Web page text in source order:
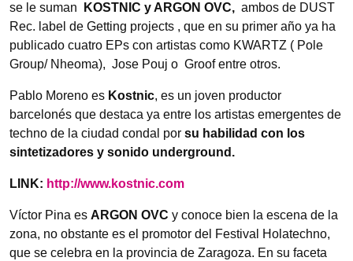
se le suman
KOSTNIC y ARGON OVC, ambos de DUST
Rec. label de Getting projects , que en su primer año ya ha
publicado cuatro EPs con artistas como KWARTZ ( Pole
Group/ Nheoma), Jose Pouj o Groof entre otros.
Pablo Moreno es Kostnic, es un joven productor
barcelonés que destaca ya entre los artistas emergentes de
techno de la ciudad condal por su habilidad con los
sintetizadores y sonido underground.
LINK: http://www.kostnic.com
Víctor Pina es ARGON OVC y conoce bien la escena de la
zona, no obstante es el promotor del Festival Holatechno,
que se celebra en la provincia de Zaragoza. En su faceta